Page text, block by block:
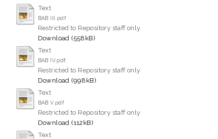
Text
BAB III.pdf
Restricted to Repository staff only
Download (558kB)
Text
BAB IV.pdf
Restricted to Repository staff only
Download (998kB)
Text
BAB V.pdf
Restricted to Repository staff only
Download (112kB)
Text